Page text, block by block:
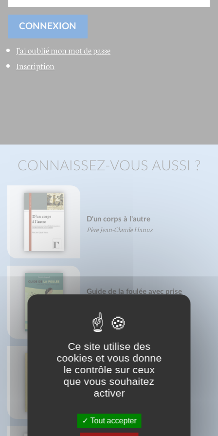
J'ai oublié mon mot de passe
Inscription
CONNAISSEZ-VOUS AUSSI ?
D'un corps à l'autre
Père Jean-Claude Hanus
Guide de la foulée avec prise
Frédéric Brigaud
Petit traité des pâtes
Pierre-Brice Lebrun
Ce site utilise des
cookies et vous donne
le contrôle sur ceux
que vous souhaitez
activer
Tout accepter